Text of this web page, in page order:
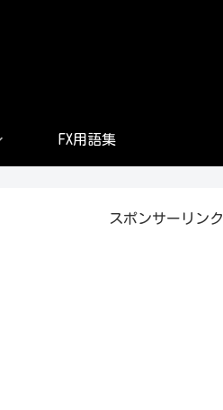
FX用語集
スポンサーリンク